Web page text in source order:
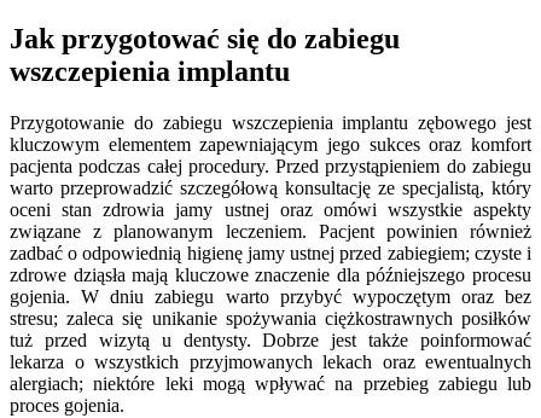
Jak przygotować się do zabiegu
wszczepienia implantu
Przygotowanie do zabiegu wszczepienia implantu zębowego jest
kluczowym elementem zapewniającym jego sukces oraz komfort
pacjenta podczas całej procedury. Przed przystąpieniem do zabiegu
warto przeprowadzić szczegółową konsultację ze specjalistą, który
oceni stan zdrowia jamy ustnej oraz omówi wszystkie aspekty
związane z planowanym leczeniem. Pacjent powinien również
zadbać o odpowiednią higienę jamy ustnej przed zabiegiem; czyste i
zdrowe dziąsła mają kluczowe znaczenie dla późniejszego procesu
gojenia. W dniu zabiegu warto przybyć wypoczętym oraz bez
stresu; zaleca się unikanie spożywania ciężkostrawnych posiłków
tuż przed wizytą u dentysty. Dobrze jest także poinformować
lekarza o wszystkich przyjmowanych lekach oraz ewentualnych
alergiach; niektóre leki mogą wpływać na przebieg zabiegu lub
proces gojenia.